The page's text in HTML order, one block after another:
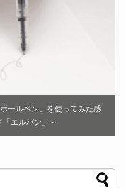
ールペン」を使ってみた感
エルバン」～